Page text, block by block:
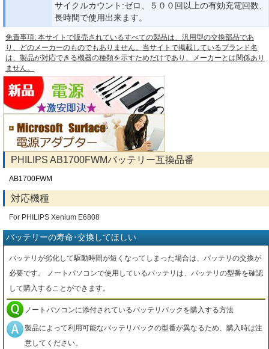
サイクルカウント:ゼロ、５００回以上の有効充電回数、
長時間で使用出来ます。
免責事項: 本サイトで販売されているすべての製品は、汎用型の交換部品であ
り、どのメーカーのものでもありません。当サイトで掲載しているブランド名
は、製品が対応できる機器の種類を示すためだけであり、メーカーとは関係あり
ません。
PHILIPS AB1700FWMバッテリー互換品番
AB1700FWM
対応機種
For PHILIPS Xenium E6808
バッテリーの寿命･交換してほしい
バッテリが劣化して駆動時間が短くなってしまった場合は、バッテリの交換が
必要です。 ノートパソコンで使用しているバッテリは、バッテリの型番を確認
して購入することができます。
ノートパソコンに添付されているバッテリパックを購入する方法
製品によって利用可能なバッテリパックの型番が異なるため、購入時は注
意してください。